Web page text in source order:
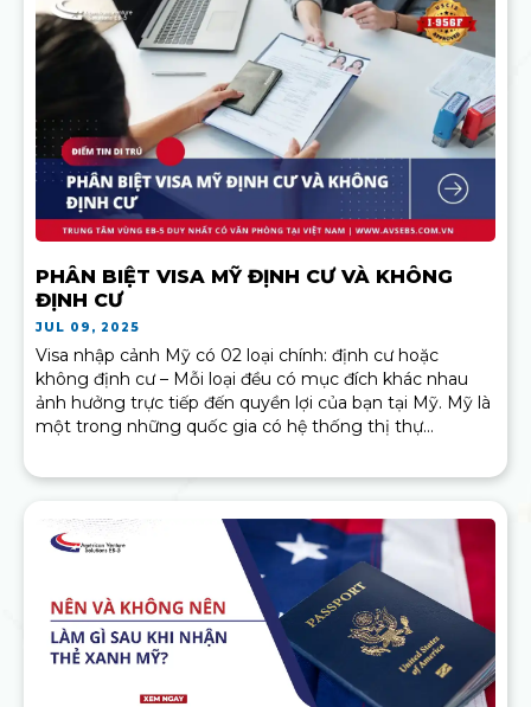
PHÂN BIỆT VISA MỸ ĐỊNH CƯ VÀ KHÔNG
ĐỊNH CƯ
JUL 09, 2025
Visa nhập cảnh Mỹ có 02 loại chính: định cư hoặc
không định cư – Mỗi loại đều có mục đích khác nhau
ảnh hưởng trực tiếp đến quyền lợi của bạn tại Mỹ. Mỹ là
một trong những quốc gia có hệ thống thị thự...